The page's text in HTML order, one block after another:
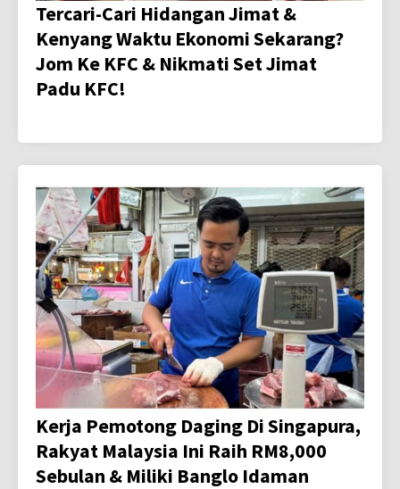
Tercari-Cari Hidangan Jimat &
Kenyang Waktu Ekonomi Sekarang?
Jom Ke KFC & Nikmati Set Jimat
Padu KFC!
Kerja Pemotong Daging Di Singapura,
Rakyat Malaysia Ini Raih RM8,000
Sebulan & Miliki Banglo Idaman